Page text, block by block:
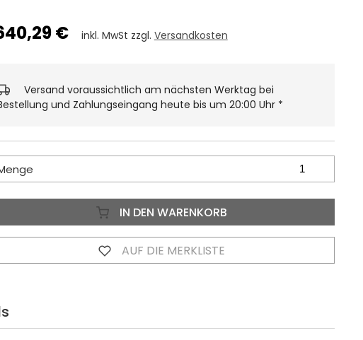
€ inkl. MwSt zzgl. Versandkosten
Versand voraussichtlich am nächsten Werktag bei
und Zahlungseingang heute bis um 20:00 Uhr *
IN DEN WARENKORB
AUF DIE MERKLISTE